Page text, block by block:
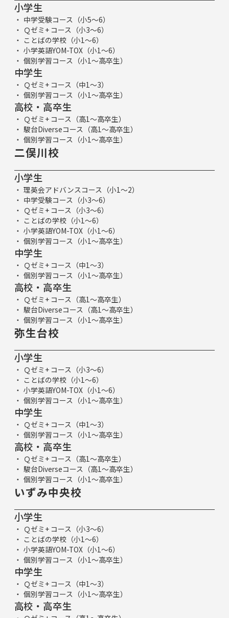
小学生
中学受験コース（小5～6）
Ｑゼミ+ コース（小3～6）
ことばの学校（小1～6）
小学英語YOM-TOX（小1～6）
個別学習コース（小1～高卒生）
中学生
Ｑゼミ+ コース（中1～3）
個別学習コース（小1～高卒生）
高校・高卒生
Ｑゼミ+ コース（高1～高卒生）
駿台Diverseコース（高1～高卒生）
個別学習コース（小1～高卒生）
二俣川校
小学生
理英会アドバンスコース（小1～2）
中学受験コース（小3～6）
Ｑゼミ+ コース（小3～6）
ことばの学校（小1～6）
小学英語YOM-TOX（小1～6）
個別学習コース（小1～高卒生）
中学生
Ｑゼミ+ コース（中1～3）
個別学習コース（小1～高卒生）
高校・高卒生
Ｑゼミ+ コース（高1～高卒生）
駿台Diverseコース（高1～高卒生）
個別学習コース（小1～高卒生）
弥生台校
小学生
Ｑゼミ+ コース（小3～6）
ことばの学校（小1～6）
小学英語YOM-TOX（小1～6）
個別学習コース（小1～高卒生）
中学生
Ｑゼミ+ コース（中1～3）
個別学習コース（小1～高卒生）
高校・高卒生
Ｑゼミ+ コース（高1～高卒生）
駿台Diverseコース（高1～高卒生）
個別学習コース（小1～高卒生）
いずみ中央校
小学生
Ｑゼミ+ コース（小3～6）
ことばの学校（小1～6）
小学英語YOM-TOX（小1～6）
個別学習コース（小1～高卒生）
中学生
Ｑゼミ+ コース（中1～3）
個別学習コース（小1～高卒生）
高校・高卒生